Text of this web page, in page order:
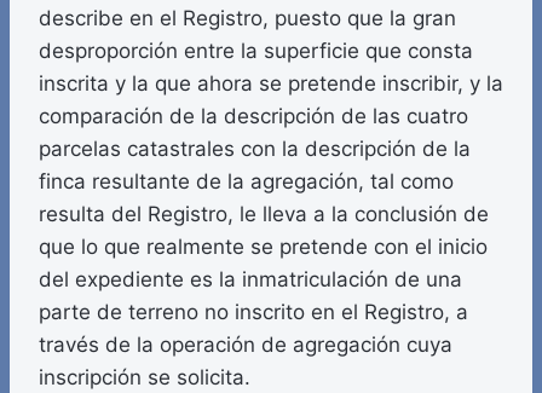
describe en el Registro, puesto que la gran
desproporción entre la superficie que consta
inscrita y la que ahora se pretende inscribir, y la
comparación de la descripción de las cuatro
parcelas catastrales con la descripción de la
finca resultante de la agregación, tal como
resulta del Registro, le lleva a la conclusión de
que lo que realmente se pretende con el inicio
del expediente es la inmatriculación de una
parte de terreno no inscrito en el Registro, a
través de la operación de agregación cuya
inscripción se solicita.